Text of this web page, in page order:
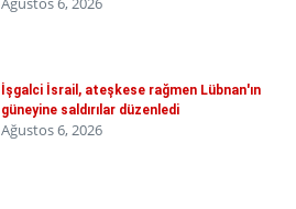
İşgalci İsrail, ateşkese rağmen Lübnan'ın
güneyine saldırılar düzenledi
Ağustos 6, 2026